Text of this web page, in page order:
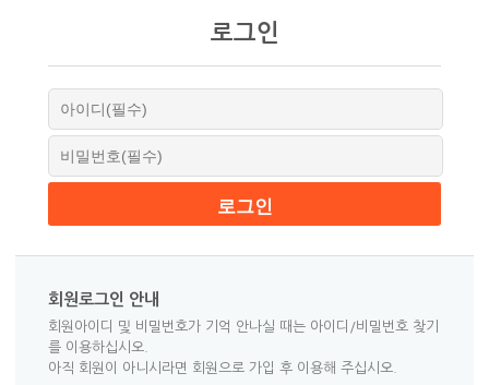
로그인
회원로그인 안내
회원아이디 및 비밀번호가 기억 안나실 때는 아이디/비밀번호 찾기
를 이용하십시오.
아직 회원이 아니시라면 회원으로 가입 후 이용해 주십시오.